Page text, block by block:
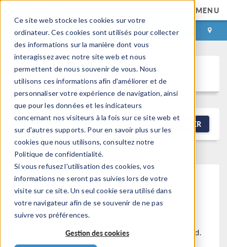
Ce site web stocke les cookies sur votre
ordinateur. Ces cookies sont utilisés pour collecter
des informations sur la manière dont vous
interagissez avec notre site web et nous
permettent de nous souvenir de vous. Nous
utilisons ces informations afin d'améliorer et de
personnaliser votre expérience de navigation, ainsi
que pour les données et les indicateurs
concernant nos visiteurs à la fois sur ce site web et
sur d'autres supports. Pour en savoir plus sur les
cookies que nous utilisons, consultez notre
Politique de confidentialité.
Si vous refusez l'utilisation des cookies, vos
informations ne seront pas suivies lors de votre
visite sur ce site. Un seul cookie sera utilisé dans
votre navigateur afin de se souvenir de ne pas
suivre vos préférences.
Gestion des cookies
MENU
CONNEXION CONTACT
Discussion Forum
FILTRER
This forum post cannot be
viewed
The post you are trying to view cannot be displayed.